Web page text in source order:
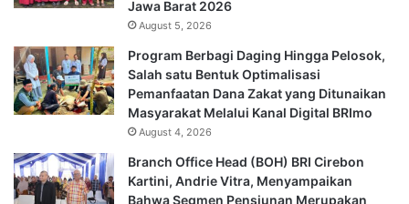
Jawa Barat 2026
August 5, 2026
Program Berbagi Daging Hingga Pelosok,
Salah satu Bentuk Optimalisasi
Pemanfaatan Dana Zakat yang Ditunaikan
Masyarakat Melalui Kanal Digital BRImo
August 4, 2026
Branch Office Head (BOH) BRI Cirebon
Kartini, Andrie Vitra, Menyampaikan
Bahwa Segmen Pensiunan Merupakan